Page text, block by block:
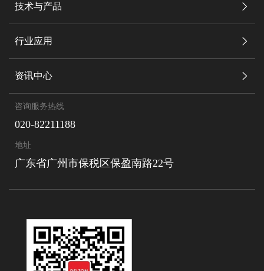
技术与产品
行业应用
资讯中心
咨询服务热线
020-82211188
地址
广东省广州市保税区保盈南路22号